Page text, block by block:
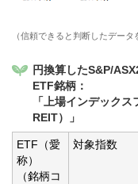
（信頼できると判断したデー
円換算したS&P/
ETF銘柄：
「上場インデック
REIT）」
ETF（愛
称）
（銘柄コ
対象指数